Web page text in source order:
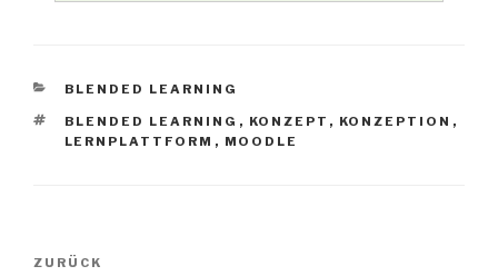
KATEGORIEN
BLENDED LEARNING
SCHLAGWÖRTER
BLENDED LEARNING , KONZEPT , KONZEPTION ,
LERNPLATTFORM , MOODLE
Beitrags-
Vorheriger
ZURÜCK